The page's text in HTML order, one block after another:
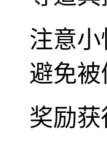
注意
避免被
奖励获